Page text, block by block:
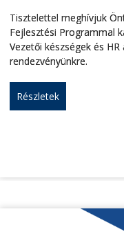
Tisztelettel meghívjuk
Fejlesztési Programmal
Vezetői készségek és
rendezvényünkre.
Részletek